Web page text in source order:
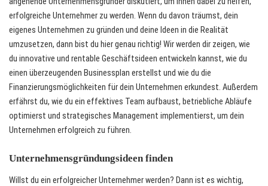
erfolgreiche Unternehmer zu werden. Wenn du davon träumst, dein
eigenes Unternehmen zu gründen und deine Ideen in die Realität
umzusetzen, dann bist du hier genau richtig! Wir werden dir zeigen, wie
du innovative und rentable Geschäftsideen entwickeln kannst, wie du
einen überzeugenden Businessplan erstellst und wie du die
Finanzierungsmöglichkeiten für dein Unternehmen erkundest. Außerdem
erfährst du, wie du ein effektives Team aufbaust, betriebliche Abläufe
optimierst und strategisches Management implementierst, um dein
Unternehmen erfolgreich zu führen.
Unternehmensgründungsideen finden
Willst du ein erfolgreicher Unternehmer werden? Dann ist es wichtig,